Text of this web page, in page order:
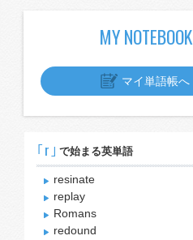
MY NOTEBOOK
マイ単語帳へ
｢r｣ で始まる英単語
resinate
replay
Romans
redound